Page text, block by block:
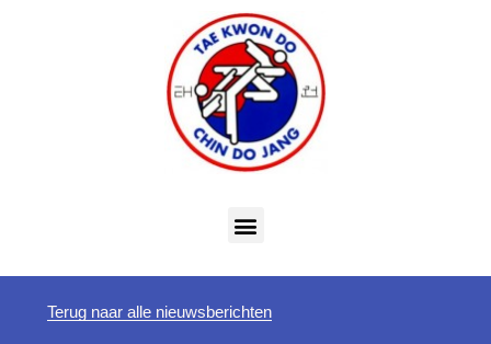
Terug naar alle nieuwsberichten